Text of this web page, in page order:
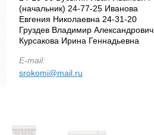
(начальник) 24-77-25 Иванова
Евгения Николаевна 24-31-20
Груздев Владимир Александрович
Курсакова Ирина Геннадьевна
Е-mail:
srokomi@mail.ru